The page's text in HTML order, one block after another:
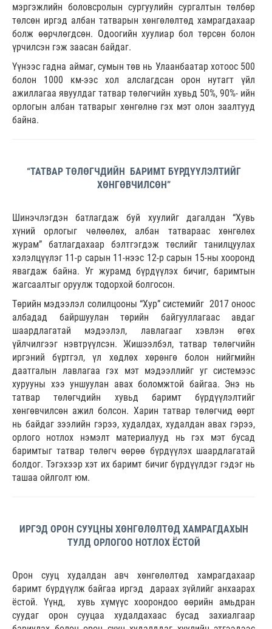
мэргэжлийн боловсролын сургуулийн сургалтын төлбөр
төлсөн иргэд албан татварын хөнгөлөлтөд хамрагдахаар
болж өөрчлөгдсөн. Одоогийн хуулиар бол төрсөн болон
үрчилсэн гэж заасан байдаг.
Үүнээс гадна аймаг, сумын төв нь Улаанбаатар хотоос 500
болон 1000 км-ээс хол алслагдсан орон нутагт үйл
ажиллагаа явуулдаг татвар төлөгчийн хувьд 50%, 90%- ийн
орлогын албан татварыг хөнгөлнө гэх мэт олон заалтууд
байна.
“ТАТВАР ТӨЛӨГЧДИЙН БАРИМТ БҮРДҮҮЛЭЛТИЙГ
ХӨНГӨВЧИЛСӨН”
Шинэчлэгдэн батлагдаж буй хуулийг дагалдан “Хувь
хүний орлогыг чөлөөлөх, албан татвараас хөнгөлөх
журам” батлагдахаар бэлтгэгдэж төслийг танилцуулах
хэлэлцүүлэг 11-р сарын 11-нээс 12-р сарын 15-ны хооронд
явагдаж байна. Уг журамд бүрдүүлэх бичиг, баримтын
жагсаалтыг оруулж тодорхой болгосон.
Төрийн мэдээлэл солилцооны “Хур” системийг 2017 оноос
албадад байршуулан төрийн байгууллагаас авдаг
шаардлагатай мэдээлэл, лавлагааг хэвлэн өгөх
үйлчилгээг нэвтрүүлсэн. Жишээлбэл, татвар төлөгчийн
иргэний бүртгэл, үл хөдлөх хөрөнгө болон нийгмийн
даатгалын лавлагаа гэх мэт мэдээллийг уг системээс
хурууны хээ уншуулан авах боломжтой байгаа. Энэ нь
татвар төлөгчдийн хувьд баримт бүрдүүлэлтийг
хөнгөвчилсөн ажил болсон. Харин татвар төлөгчид өөрт
нь байдаг зээлийн гэрээ, худалдах, худалдан авах гэрээ,
орлого нотлох нэмэлт материалууд нь гэх мэт бусад
баримтыг татвар төлөгч өөрөө бүрдүүлэх шаардлагатай
болдог. Тэгэхээр хэт их баримт бичиг бүрдүүлдэг гэдэг нь
ташаа ойлголт юм.
ИРГЭД ОРОН СУУЦНЫ ХӨНГӨЛӨЛТӨД ХАМРАГДАХЫН
ТУЛД ОРЛОГОО НОТЛОХ ЁСТОЙ
Орон сууц худалдан авч хөнгөлөлтөд хамрагдахаар
баримт бүрдүүлж байгаа иргэд дараах зүйлийг анхаарах
ёстой. Үүнд, хувь хүмүүс хоорондоо өөрийн амьдран
суудаг орон сууцаа худалдахаас бусад захиалгаар